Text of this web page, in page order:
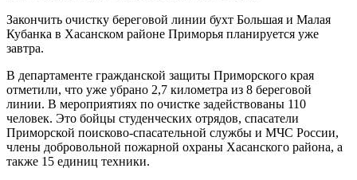
Закончить очистку береговой линии бухт Большая и Малая
Кубанка в Хасанском районе Приморья планируется уже
завтра.
В департаменте гражданской защиты Приморского края
отметили, что уже убрано 2,7 километра из 8 береговой
линии. В мероприятиях по очистке задействованы 110
человек. Это бойцы студенческих отрядов, спасатели
Приморской поисково-спасательной службы и МЧС России,
члены добровольной пожарной охраны Хасанского района, а
также 15 единиц техники.